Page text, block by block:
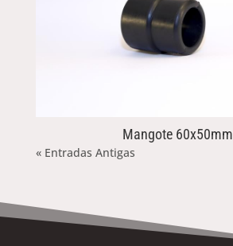
Mangote 60x50mm
« Entradas Antigas